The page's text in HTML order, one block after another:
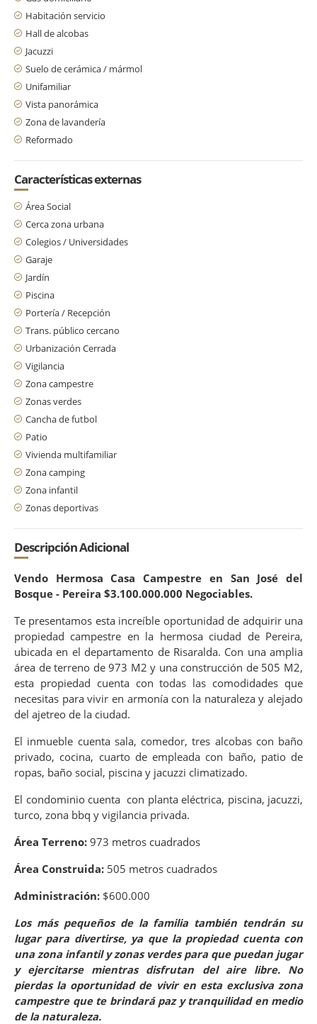
Habitación servicio
Hall de alcobas
Jacuzzi
Suelo de cerámica / mármol
Unifamiliar
Vista panorámica
Zona de lavandería
Reformado
Características externas
Área Social
Cerca zona urbana
Colegios / Universidades
Garaje
Jardín
Piscina
Portería / Recepción
Trans. público cercano
Urbanización Cerrada
Vigilancia
Zona campestre
Zonas verdes
Cancha de futbol
Patio
Vivienda multifamiliar
Zona camping
Zona infantil
Zonas deportivas
Descripción Adicional
Vendo Hermosa Casa Campestre en San José del
Bosque - Pereira $3.100.000.000 Negociables.
Te presentamos esta increíble oportunidad de adquirir una
propiedad campestre en la hermosa ciudad de Pereira,
ubicada en el departamento de Risaralda. Con una amplia
área de terreno de 973 M2 y una construcción de 505 M2,
esta propiedad cuenta con todas las comodidades que
necesitas para vivir en armonía con la naturaleza y alejado
del ajetreo de la ciudad.
El inmueble cuenta sala, comedor, tres alcobas con baño
privado, cocina, cuarto de empleada con baño, patio de
ropas, baño social, piscina y jacuzzi climatizado.
El condominio cuenta con planta eléctrica, piscina, jacuzzi,
turco, zona bbq y vigilancia privada.
Área Terreno: 973 metros cuadrados
Área Construida: 505 metros cuadrados
Administración: $600.000
Los más pequeños de la familia también tendrán su
lugar para divertirse, ya que la propiedad cuenta con
una zona infantil y zonas verdes para que puedan jugar
y ejercitarse mientras disfrutan del aire libre. No
pierdas la oportunidad de vivir en esta exclusiva zona
campestre que te brindará paz y tranquilidad en medio
de la naturaleza.